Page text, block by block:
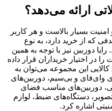
ارائه می‌دهد؟
بسیار بالاست و هر کاربر
که از خرید دارد، به نوع
دوربین نیز با توجه به همین
در اختیار خریداران قرار داده
این مجموعه می‌توان به
وای‌فای و بی‌سیم، دوربین‌های
دوربین‌های مناسب فضای
دستگاه‌های ضبط، لوازم
اشاره کرد.